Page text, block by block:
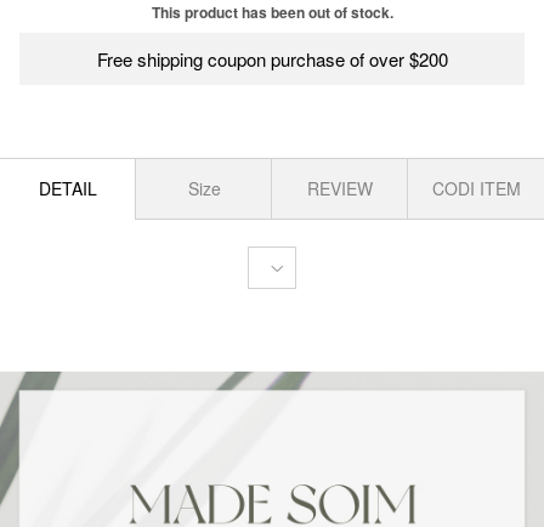
This product has been out of stock.
Free shipping coupon purchase of over $200
DETAIL Size REVIEW CODI ITEM